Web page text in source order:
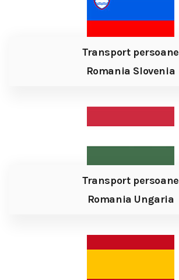
Transport persoane
Romania Slovenia
Transport persoane
Romania Ungaria